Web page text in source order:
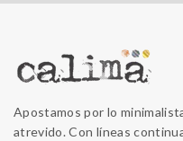
Apostamos por lo
atrevido. Con líneas